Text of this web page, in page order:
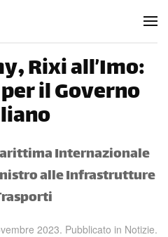
Rixi all’Imo:
il Governo
Internazionale
alle Infrastrutture
2023. Pubblicato in Notizie.